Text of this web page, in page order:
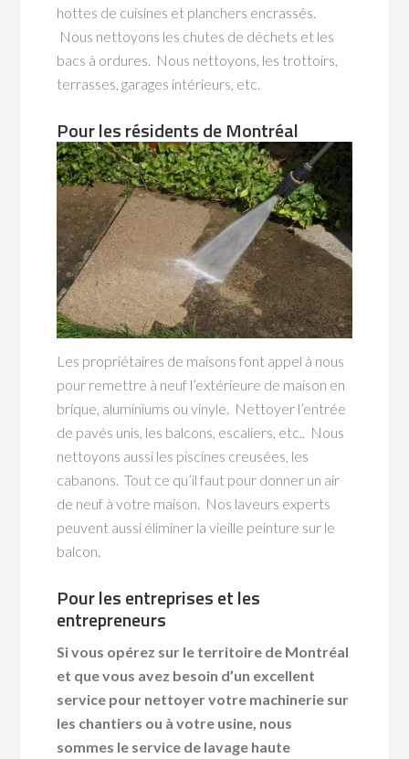
hottes de cuisines et planchers encrassés.
Nous nettoyons les chutes de déchets et les
bacs à ordures. Nous nettoyons, les trottoirs,
terrasses, garages intérieurs, etc.
Pour les résidents de Montréal
Les propriétaires de maisons font appel à nous
pour remettre à neuf l’extérieure de maison en
brique, aluminiums ou vinyle. Nettoyer l’entrée
de pavés unis, les balcons, escaliers, etc.. Nous
nettoyons aussi les piscines creusées, les
cabanons. Tout ce qu’il faut pour donner un air
de neuf à votre maison. Nos laveurs experts
peuvent aussi éliminer la vieille peinture sur le
balcon.
Pour les entreprises et les
entrepreneurs
Si vous opérez sur le territoire de Montréal
et que vous avez besoin d’un excellent
service pour nettoyer votre machinerie sur
les chantiers ou à votre usine, nous
sommes le service de lavage haute